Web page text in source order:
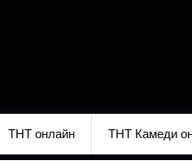
ТНТ онлайн ТНТ Камеди